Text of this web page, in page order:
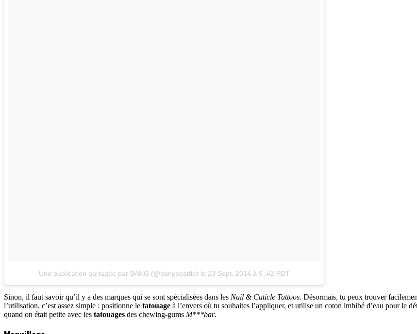
Une publication partagée par BANG (@bangseattle) le 23 Sept. 2014 à 9 :42 PDT
Sinon, il faut savoir qu’il y a des marques qui se sont spécialisées dans les Nail & Cuticle Tattoos. Désormais, tu peux trouver
l’utilisation, c’est assez simple : positionne le tatouage à l’envers où tu souhaites l’appliquer, et utilise un coton imbibé d’eau pour le
quand on était petite avec les tatouages des chewing-gums M***bar.